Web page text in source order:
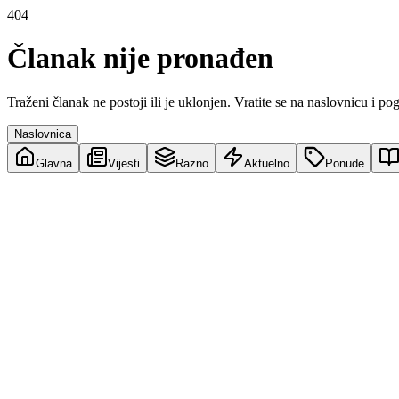
404
Članak nije pronađen
Traženi članak ne postoji ili je uklonjen. Vratite se na naslovnicu i
Naslovnica
Glavna Vijesti Razno Aktuelno Ponude